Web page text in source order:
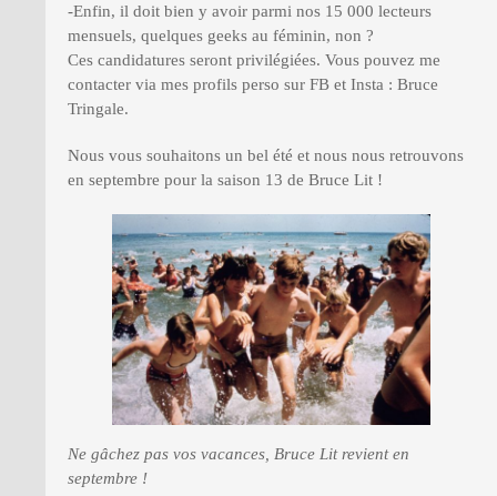
-Enfin, il doit bien y avoir parmi nos 15 000 lecteurs
mensuels, quelques geeks au féminin, non ?
Ces candidatures seront privilégiées. Vous pouvez me
contacter via mes profils perso sur FB et Insta : Bruce
Tringale.
Nous vous souhaitons un bel été et nous nous retrouvons
en septembre pour la saison 13 de Bruce Lit !
Ne gâchez pas vos vacances, Bruce Lit revient en
septembre !